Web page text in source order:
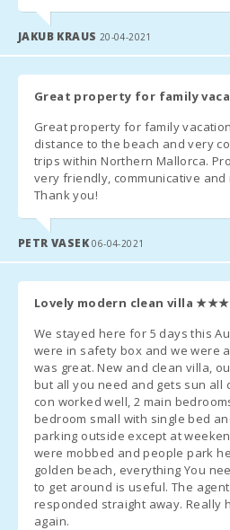
JAKUB KRAUS 20-04-2021
Great property for family
Great property for family
distance to the beach and very
trips within Northern Mallorca.
very friendly, communicative
Thank you!
PETR VASEK06-04-2021
Lovely modern clean villa
We stayed here for 5 days this
were in safety box and we were
was great. New and clean villa,
but all you need and gets sun all
con worked well, 2 main
bedroom small with single bed
parking outside except at
were mobbed and people park
golden beach, everything You
to get around is useful. The
responded straight away. Really
again.